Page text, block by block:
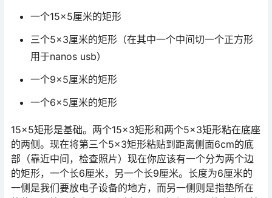
一个15×5厘米的矩形
三个5×3厘米的矩形（在其中一个中间切一个正方形
用于nanos usb）
一个9×5厘米的矩形
一个6×5厘米的矩形
15×5矩形是基础。两个15×3矩形和两个5×3矩形粘在底座
的两侧。现在将第三个5×3矩形粘贴到距离侧面6cm的底
部（靠近中间，检查照片）现在你应该有一个分为两个边
的矩形，一个长6厘米，另一个长9厘米。长度为6厘米的
一侧是我们要放电子设备的地方，而另一侧则是指垫所在